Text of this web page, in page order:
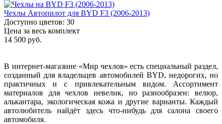
Чехлы Автопилот для BYD F3 (2006-2013)
Доступно цветов: 30
Цена за весь комплект
14 500 руб.
В интернет-магазине «Мир чехлов» есть специальный раздел,
созданный для владельцев автомобилей BYD, недорогих, но
практичных и с привлекательным видом. Ассортимент
материалов для чехлов невелик, но разнообразен: велюр,
алькантара, экологическая кожа и другие варианты. Каждый
автолюбитель найдёт здесь что-нибудь для салона своего
автомобиля.